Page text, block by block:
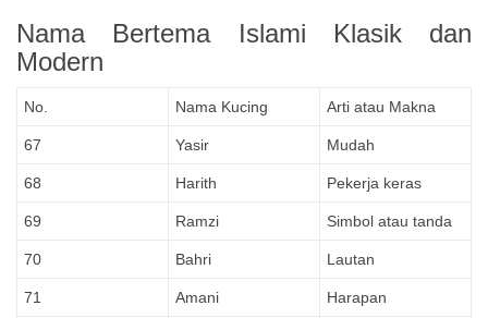
Nama Bertema Islami Klasik dan
Modern
No. Nama Kucing Arti atau Makna
67 Yasir Mudah
68 Harith Pekerja keras
69 Ramzi Simbol atau tanda
70 Bahri Lautan
71 Amani Harapan